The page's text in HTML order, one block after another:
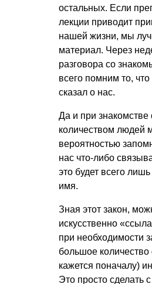
остальных. Если
лекции приводит
нашей жизни, мы
материал. Через
разговора со
всего помним то, что
сказал о нас.
Да и при
количеством людей
вероятностью
нас что-либо
это будет всего
имя.
Зная этот закон,
искусственно
при необходимости
большое количество
кажется поначалу)
Это просто сделать